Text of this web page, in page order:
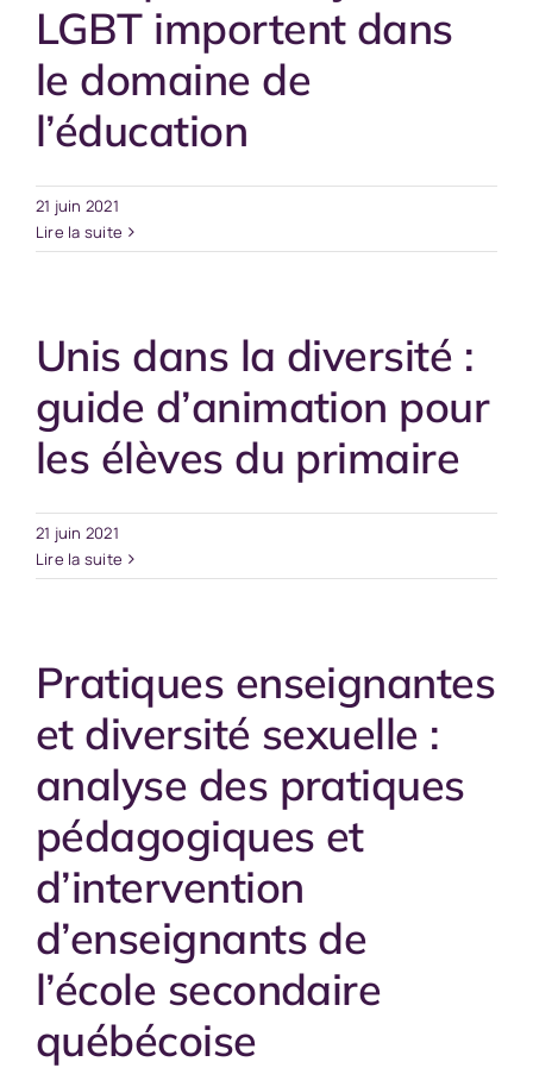
LGBT importent dans
le domaine de
l’éducation
21 juin 2021
Lire la suite
Unis dans la diversité :
guide d’animation pour
les élèves du primaire
21 juin 2021
Lire la suite
Pratiques enseignantes
et diversité sexuelle :
analyse des pratiques
pédagogiques et
d’intervention
d’enseignants de
l’école secondaire
québécoise